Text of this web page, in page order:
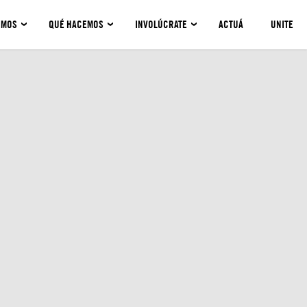
QUÉ HACEMOS INVOLÚCRATE ACTUÁ UNITE